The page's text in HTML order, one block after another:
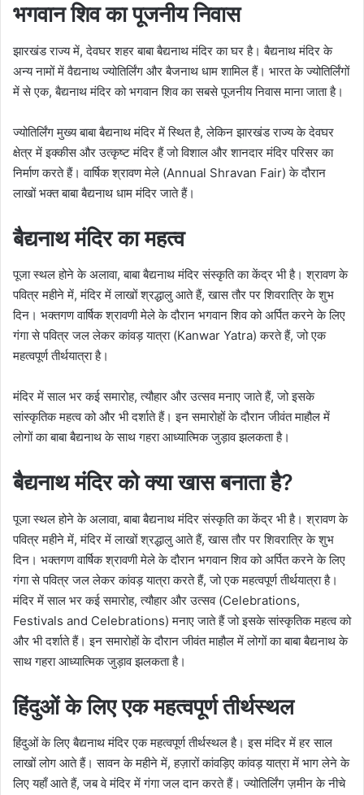
भगवान शिव का पूजनीय निवास
झारखंड राज्य में, देवघर शहर बाबा बैद्यनाथ मंदिर का घर है। बैद्यनाथ मंदिर के
अन्य नामों में वैद्यनाथ ज्योतिर्लिंग और बैजनाथ धाम शामिल हैं। भारत के ज्योतिर्लिंगों
में से एक, बैद्यनाथ मंदिर को भगवान शिव का सबसे पूजनीय निवास माना जाता है।
ज्योतिर्लिंग मुख्य बाबा बैद्यनाथ मंदिर में स्थित है, लेकिन झारखंड राज्य के देवघर
क्षेत्र में इक्कीस और उत्कृष्ट मंदिर हैं जो विशाल और शानदार मंदिर परिसर का
निर्माण करते हैं। वार्षिक श्रावण मेले (Annual Shravan Fair) के दौरान
लाखों भक्त बाबा बैद्यनाथ धाम मंदिर जाते हैं।
बैद्यनाथ मंदिर का महत्व
पूजा स्थल होने के अलावा, बाबा बैद्यनाथ मंदिर संस्कृति का केंद्र भी है। श्रावण के
पवित्र महीने में, मंदिर में लाखों श्रद्धालु आते हैं, खास तौर पर शिवरात्रि के शुभ
दिन। भक्तगण वार्षिक श्रावणी मेले के दौरान भगवान शिव को अर्पित करने के लिए
गंगा से पवित्र जल लेकर कांवड़ यात्रा (Kanwar Yatra) करते हैं, जो एक
महत्वपूर्ण तीर्थयात्रा है।
मंदिर में साल भर कई समारोह, त्यौहार और उत्सव मनाए जाते हैं, जो इसके
सांस्कृतिक महत्व को और भी दर्शाते हैं। इन समारोहों के दौरान जीवंत माहौल में
लोगों का बाबा बैद्यनाथ के साथ गहरा आध्यात्मिक जुड़ाव झलकता है।
बैद्यनाथ मंदिर को क्या खास बनाता है?
पूजा स्थल होने के अलावा, बाबा बैद्यनाथ मंदिर संस्कृति का केंद्र भी है। श्रावण के
पवित्र महीने में, मंदिर में लाखों श्रद्धालु आते हैं, खास तौर पर शिवरात्रि के शुभ
दिन। भक्तगण वार्षिक श्रावणी मेले के दौरान भगवान शिव को अर्पित करने के लिए
गंगा से पवित्र जल लेकर कांवड़ यात्रा करते हैं, जो एक महत्वपूर्ण तीर्थयात्रा है।
मंदिर में साल भर कई समारोह, त्यौहार और उत्सव (Celebrations,
Festivals and Celebrations) मनाए जाते हैं जो इसके सांस्कृतिक महत्व को
और भी दर्शाते हैं। इन समारोहों के दौरान जीवंत माहौल में लोगों का बाबा बैद्यनाथ के
साथ गहरा आध्यात्मिक जुड़ाव झलकता है।
हिंदुओं के लिए एक महत्वपूर्ण तीर्थस्थल
हिंदुओं के लिए बैद्यनाथ मंदिर एक महत्वपूर्ण तीर्थस्थल है। इस मंदिर में हर साल
लाखों लोग आते हैं। सावन के महीने में, हज़ारों कांवड़िए कांवड़ यात्रा में भाग लेने के
लिए यहाँ आते हैं, जब वे मंदिर में गंगा जल दान करते हैं। ज्योतिर्लिंग ज़मीन के नीचे